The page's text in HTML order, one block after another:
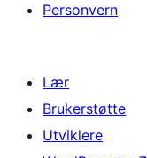
Personvern
Lær
Brukerstøtte
Utviklere